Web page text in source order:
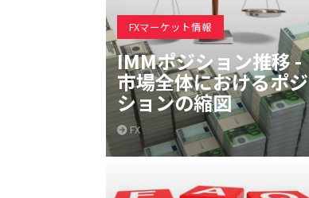
FXマーケット情報
IMMポジション推移 -
市場全体におけるポジ
ションの縮図
FX